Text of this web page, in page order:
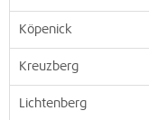
Köpenick
Kreuzberg
Lichtenberg